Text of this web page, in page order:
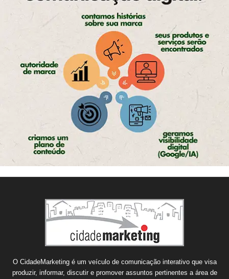
O CidadeMarketing é um veículo de comunicação interativo que visa
produzir, informar, discutir e promover assuntos pertinentes a área de